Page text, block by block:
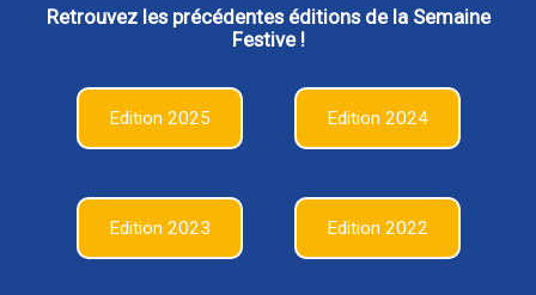
Retrouvez les précédentes éditions de la Semaine
Festive !
Edition 2025 Edition 2024
Edition 2023 Edition 2022